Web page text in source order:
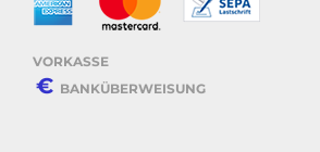
VORKASSE
€ BANKÜBERWEISUNG